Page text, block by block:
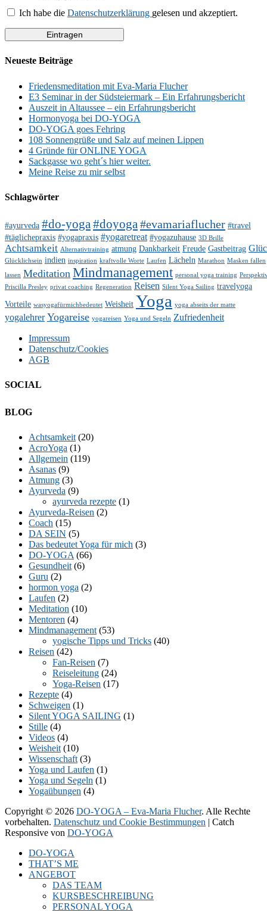
Ich habe die Datenschutzerklärung gelesen und akzeptiert.
Neueste Beiträge
Friedensmeditation mit Eva-Maria Flucher
E3 Seminar in der Südsteiermark – Ein Erfahrungsbericht
Auszeit in Altaussee – ein Erfahrungsbericht
Hormonyoga bei DO-YOGA
DO-YOGA goes Fehring
108 Sonnengrüße und Salz auf meinen Lippen
4 Gründe für ONLINE YOGA
Sackgasse wo geht´s hier weiter.
Meine Reise zu mir selbst
Schlagwörter
#ayurveda #do-yoga#doyoga#evamariaflucher #travel
#täglichepraxis #yogapraxis #yogaretreat #yogazuhause 3D Brille
Achtsamkeit Alternativtraining atmung Dankbarkeit Freude Gastbeitrag
Glücklichsein indien inspiration kraftvolle Worte Laufen Lächeln Marathon Masken fallen
lassen Meditation Mindmanagement personal yoga training
Priscilla Presley privat coaching Regeneration Reisen Silent Yoga Sailing travelyoga
Vorteile wasyogafürmichbedeutet Weisheit Yoga yoga abseits der matte
yogalehrer Yogareise yogareisen Yoga und Segeln Zufriedenheit
Impressum
Datenschutz/Cookies
AGB
SOCIAL
Facebook
Twitter
E-
LinkedIn
YouTube
Instagram
BLOG
Achtsamkeit (20)
AcroYoga (1)
Allgemein (119)
Asanas (9)
Atmung (3)
Ayurveda (9)
ayurveda rezepte (1)
Ayurveda-Reisen (2)
Coach (15)
DA SEIN (5)
Das bedeutet Yoga für mich (3)
DO-YOGA (66)
Gesundheit (6)
Guru (2)
hormon yoga (2)
Laufen (2)
Meditation (10)
Mentoren (4)
Mindmanagement (53)
yogische Tipps und Tricks (40)
Reisen (42)
Fan-Reisen (7)
Reiseleitung (24)
Yoga-Reisen (17)
Rezepte (4)
Schweigen (1)
Silent YOGA SAILING (1)
Stille (4)
Videos (4)
Weisheit (10)
Wissenschaft (3)
Yoga und Laufen (1)
Yoga und Segeln (1)
Yogaübungen (4)
Copyright © 2026 DO-YOGA – Eva-Maria Flucher. Alle Rechte
vorbehalten. Datenschutz und Cookie Bestimmungen | Catch
Responsive von DO-YOGA
oben
scrollen
DO-YOGA
THAT’S ME
ANGEBOT
DAS TEAM
KURSBESCHREIBUNG
PERSONAL YOGA